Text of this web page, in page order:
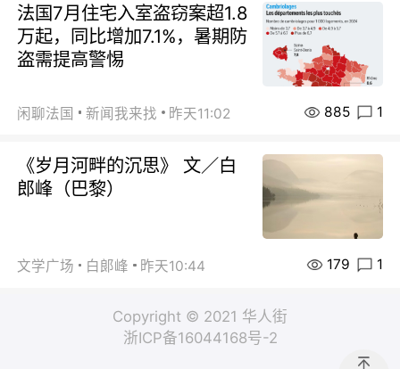
法国7月住宅入室盗窃案超1.8
万起，同比增加7.1%，暑期防
盗需提高警惕
闲聊法国 新闻我来找 昨天11:02 885 1
《岁月河畔的沉思》 文／白
郎峰（巴黎）
文学广场 白郞峰 昨天10:44 179 1
Copyright © 2021 华人街
浙ICP备16044168号-2